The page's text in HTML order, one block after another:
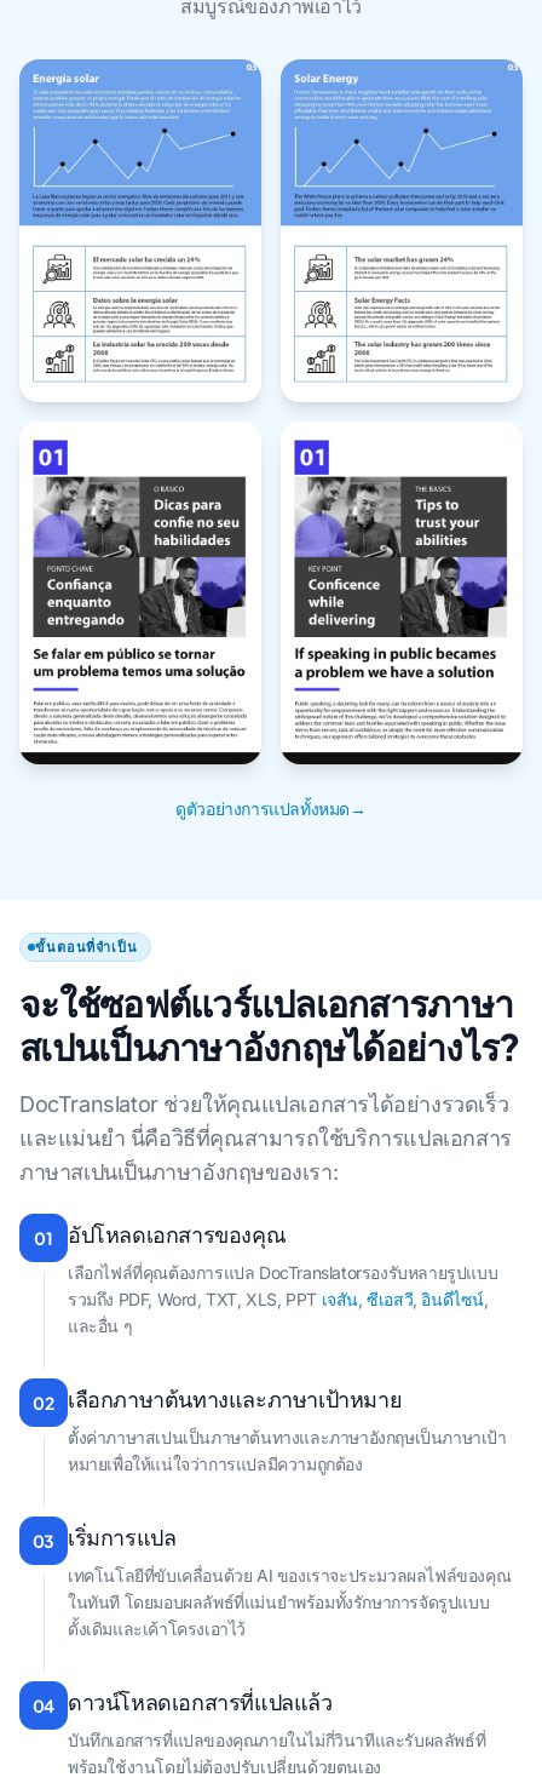
สมบูรณ์ของภาพเอาไว้
ดูตัวอย่างการแปลทั้งหมด→
ขั้นตอนที่จำเป็น
จะใช้ซอฟต์แวร์แปลเอกสารภาษา
สเปนเป็นภาษาอังกฤษได้อย่างไร?
DocTranslator ช่วยให้คุณแปลเอกสารได้อย่างรวดเร็ว
และแม่นยำ นี่คือวิธีที่คุณสามารถใช้บริการแปลเอกสาร
ภาษาสเปนเป็นภาษาอังกฤษของเรา:
01 อัปโหลดเอกสารของคุณ
เลือกไฟล์ที่คุณต้องการแปล DocTranslatorรองรับหลายรูปแบบ
รวมถึง PDF, Word, TXT, XLS, PPT เจสัน,ซีเอสวี,อินดีไซน์,
และอื่น ๆ
02 เลือกภาษาต้นทางและภาษาเป้าหมาย
ตั้งค่าภาษาสเปนเป็นภาษาต้นทางและภาษาอังกฤษเป็นภาษาเป้า
หมายเพื่อให้แน่ใจว่าการแปลมีความถูกต้อง
03 เริ่มการแปล
เทคโนโลยีที่ขับเคลื่อนด้วย AI ของเราจะประมวลผลไฟล์ของคุณ
ในทันที โดยมอบผลลัพธ์ที่แม่นยำพร้อมทั้งรักษาการจัดรูปแบบ
ดั้งเดิมและเค้าโครงเอาไว้
04 ดาวน์โหลดเอกสารที่แปลแล้ว
บันทึกเอกสารที่แปลของคุณภายในไม่กี่วินาทีและรับผลลัพธ์ที่
พร้อมใช้งานโดยไม่ต้องปรับเปลี่ยนด้วยตนเอง